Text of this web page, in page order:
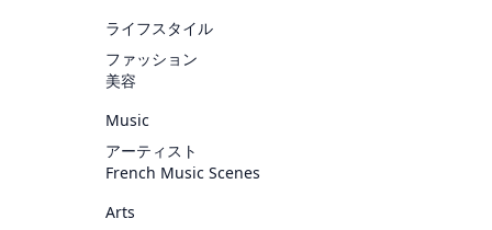
ライフスタイル
ファッション
美容
Music
アーティスト
French Music Scenes
Arts